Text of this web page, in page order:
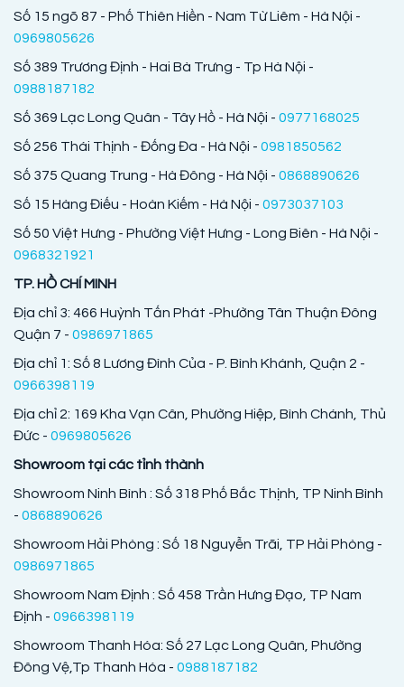
Số 15 ngõ 87 - Phố Thiên Hiền - Nam Từ Liêm - Hà Nội -
0969805626
Số 389 Trương Định - Hai Bà Trưng - Tp Hà Nội -
0988187182
Số 369 Lạc Long Quân - Tây Hồ - Hà Nội - 0977168025
Số 256 Thái Thịnh - Đống Đa - Hà Nội - 0981850562
Số 375 Quang Trung - Hà Đông - Hà Nội - 0868890626
Số 15 Hàng Điếu - Hoàn Kiếm - Hà Nội - 0973037103
Số 50 Việt Hưng - Phường Việt Hưng - Long Biên - Hà Nội -
0968321921
TP. HỒ CHÍ MINH
Địa chỉ 3: 466 Huỳnh Tấn Phát -Phường Tân Thuận Đông
Quận 7 - 0986971865
Địa chỉ 1: Số 8 Lương Đình Của - P. Bình Khánh, Quận 2 -
0966398119
Địa chỉ 2: 169 Kha Vạn Cân, Phường Hiệp, Bình Chánh, Thủ
Đức - 0969805626
Showroom tại các tỉnh thành
Showroom Ninh Bình : Số 318 Phố Bắc Thịnh, TP Ninh Bình
- 0868890626
Showroom Hải Phòng : Số 18 Nguyễn Trãi, TP Hải Phòng -
0986971865
Showroom Nam Định : Số 458 Trần Hưng Đạo, TP Nam
Định - 0966398119
Showroom Thanh Hóa: Số 27 Lạc Long Quân, Phường
Đông Vệ,Tp Thanh Hóa - 0988187182